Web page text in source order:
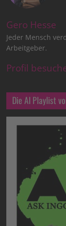
Gero Hesse
Jeder Mensch
Arbeitgeber.
Profil
Die AI Playlist